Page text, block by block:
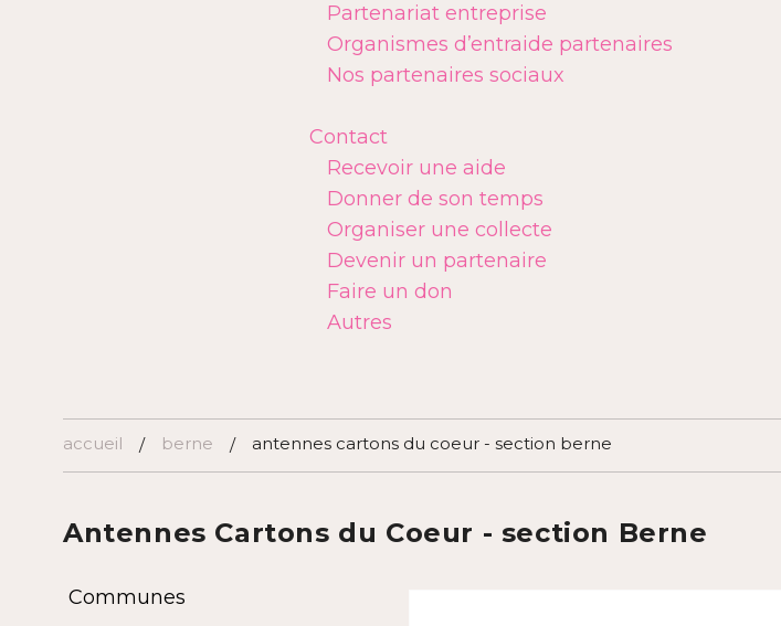
Partenariat entreprise
Organismes d’entraide partenaires
Nos partenaires sociaux
Contact
Recevoir une aide
Donner de son temps
Organiser une collecte
Devenir un partenaire
Faire un don
Autres
accueil / berne / antennes cartons du coeur - section berne
Antennes Cartons du Coeur - section Berne
Communes